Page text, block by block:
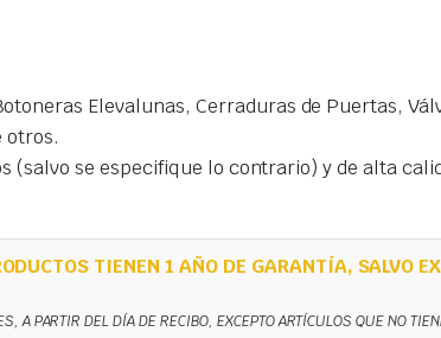
Elevalunas, Cerraduras de Puertas,
otros.
se especifique lo contrario) y de alta
TIENEN 1 AÑO DE GARANTÍA, SALVO
A PARTIR DEL DÍA DE RECIBO, EXCEPTO ARTÍCULOS QUE NO